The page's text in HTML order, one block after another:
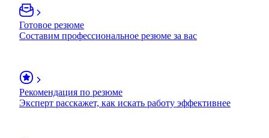
Готовое резюме
Составим профессиональное резюме за вас
Рекомендация по резюме
Эксперт расскажет, как искать работу эффективнее